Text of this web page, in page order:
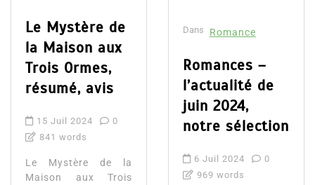
Le Mystère de
la Maison aux
Trois Ormes,
résumé, avis
15 Juil 2024
0
841 words
Le Mystère de la
Maison aux Trois
Dans Romance
Romances –
l’actualité de
juin 2024,
notre sélection
6 Juil 2024
0
969 words